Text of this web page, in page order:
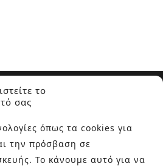
το
σας
όπως τα cookies για
την πρόσβαση σε
Το κάνουμε αυτό για να